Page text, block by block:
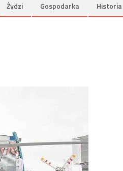
Żydzi Gospodarka Historia